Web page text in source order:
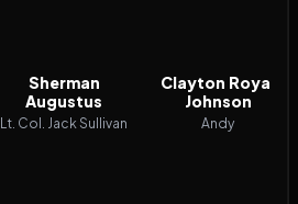
Sherman
Augustus
Lt. Col. Jack Sullivan
Clayton Royal
Johnson
Andy